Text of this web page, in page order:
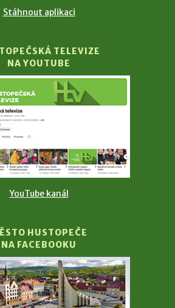
Stáhnout aplikaci
TELEVIZE
NA YOUTUBE
YouTube kanál
HUSTOPEČE
NA FACEBOOKU